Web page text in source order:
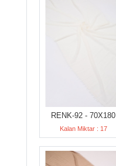
RENK-92 - 70X180
Kalan Miktar : 17